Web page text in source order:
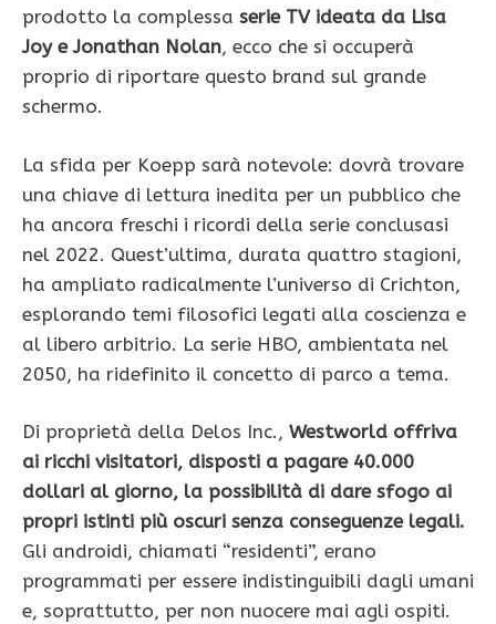
prodotto la complessa serie TV ideata da Lisa
Joy e Jonathan Nolan, ecco che si occuperà
proprio di riportare questo brand sul grande
schermo.
La sfida per Koepp sarà notevole: dovrà trovare
una chiave di lettura inedita per un pubblico che
ha ancora freschi i ricordi della serie conclusasi
nel 2022. Quest’ultima, durata quattro stagioni,
ha ampliato radicalmente l’universo di Crichton,
esplorando temi filosofici legati alla coscienza e
al libero arbitrio. La serie HBO, ambientata nel
2050, ha ridefinito il concetto di parco a tema.
Di proprietà della Delos Inc., Westworld offriva
ai ricchi visitatori, disposti a pagare 40.000
dollari al giorno, la possibilità di dare sfogo ai
propri istinti più oscuri senza conseguenze legali.
Gli androidi, chiamati “residenti”, erano
programmati per essere indistinguibili dagli umani
e, soprattutto, per non nuocere mai agli ospiti.